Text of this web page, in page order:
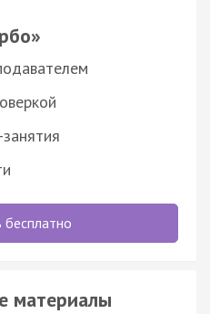
бесплатно
материалы